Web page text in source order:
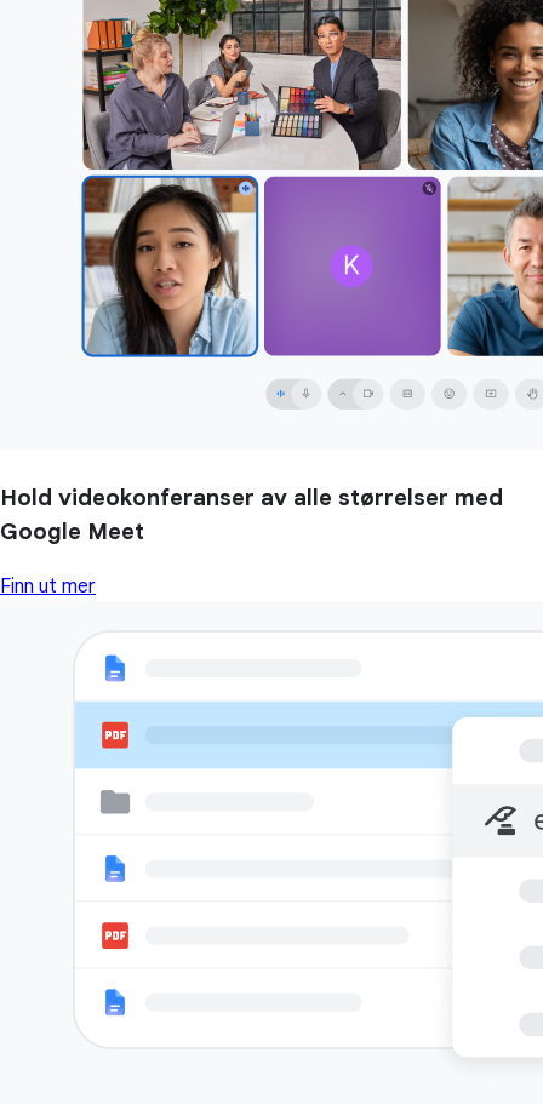
Hold videokonferanser av alle størrelser med
Google Meet
Finn ut mer